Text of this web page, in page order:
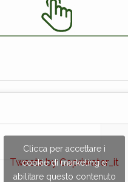
Tweets by Copriwater_it
Clicca per accettare i
cookie di marketing e
abilitare questo contenuto
×